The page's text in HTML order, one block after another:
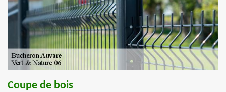
Coupe de bois